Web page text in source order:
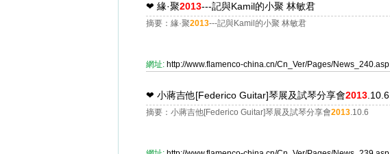
❤ 緣·聚2013---記與Kamil的小聚 林敏君
摘要：緣·聚2013---記與Kamil的小聚 林敏君
網址: http://www.flamenco-china.cn/Cn_Ver/Pages/News_240.asp
❤ 小蔣吉他[Federico Guitar]琴展及試琴分享會2013 .10.6
摘要：小蔣吉他[Federico Guitar]琴展及試琴分享會2013.10.6